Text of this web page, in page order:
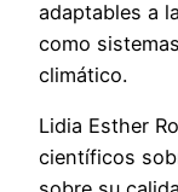
adaptables a
como
climático.
Lidia Esther
científicos